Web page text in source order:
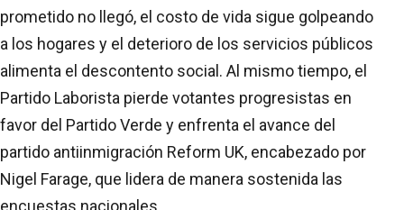
prometido no llegó, el costo de vida sigue golpeando
a los hogares y el deterioro de los servicios públicos
alimenta el descontento social. Al mismo tiempo, el
Partido Laborista pierde votantes progresistas en
favor del Partido Verde y enfrenta el avance del
partido antiinmigración Reform UK, encabezado por
Nigel Farage, que lidera de manera sostenida las
encuestas nacionales.